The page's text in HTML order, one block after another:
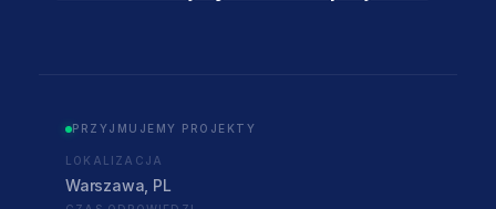
PRZYJMUJEMY PROJEKTY
LOKALIZACJA
Warszawa, PL